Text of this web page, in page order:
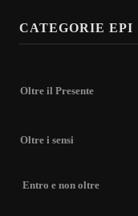
CATEGORIE EPI
Oltre il Presente
Oltre i sensi
Entro e non oltre